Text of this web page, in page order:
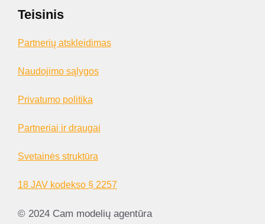
Teisinis
Partnerių atskleidimas
Naudojimo sąlygos
Privatumo politika
Partneriai ir draugai
Svetainės struktūra
18 JAV kodekso § 2257
© 2024 Cam modelių agentūra